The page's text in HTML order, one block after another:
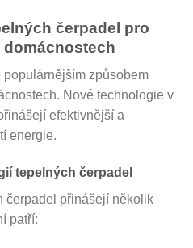
čerpadel pro
způsobem
Nové technologie v
efektivnější a
energie.
tepelných čerpadel
čerpadel přinášejí několik
patří: